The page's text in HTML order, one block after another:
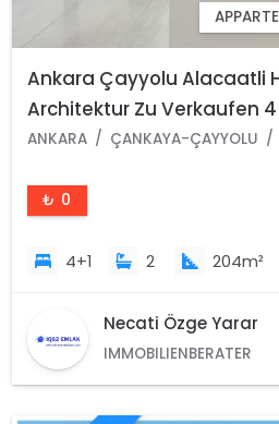
Ankara Çayyolu Alacaatli
Architektur Zu Verkaufen
ANKARA ÇANKAYA-ÇAYYOLU
₺ 0
4+1 2 204m²
Necati Özge Yarar
IMMOBILIENBERATER